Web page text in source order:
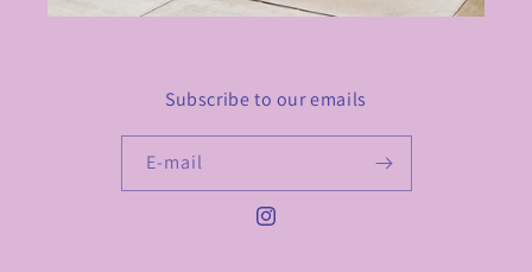
Subscribe to our emails
E‑mail
Instagram